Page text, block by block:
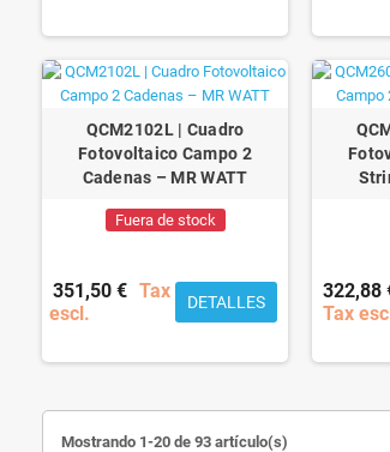
QCM2102L | Cuadro
Fotovoltaico Campo 2
Cadenas – MR WATT
Fuera de stock
351,50 € Tax
escl.
DETALLES
322,88
Tax
Mostrando 1-20 de 93 artículo(s)